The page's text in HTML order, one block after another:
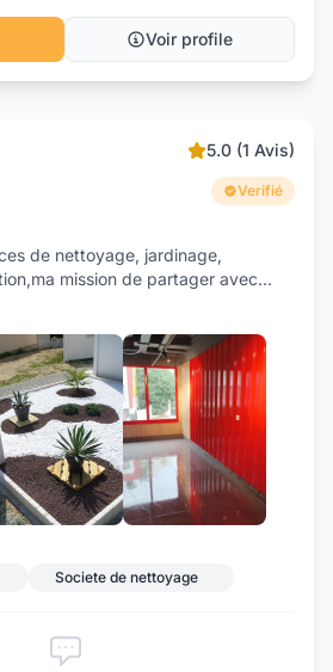
Voir profile
5.0 (1 Avis)
Verifié
de nettoyage, jardinage,
mission de partager avec...
Societe de nettoyage